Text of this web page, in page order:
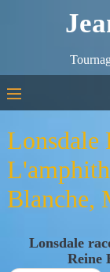
Lonsdale
Blanche,
Lonsdale
Reine